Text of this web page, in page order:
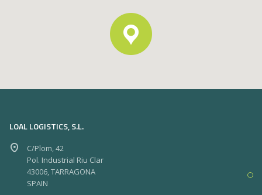
LOAL LOGISTICS, S.L.
C/Plom, 42
Pol. Industrial Riu Clar
43006, TARRAGONA
SPAIN